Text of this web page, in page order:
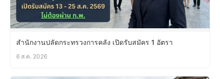
สำนักงานปลัดกระทรวงการคลัง เปิดรับสมัคร 1 อัตรา
6 ส.ค. 2026